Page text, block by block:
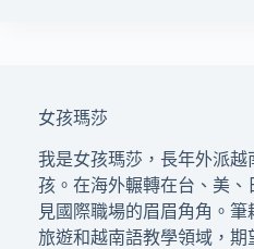
女孩瑪莎
我是女孩瑪莎，長年外派越
孩。在海外輾轉在台、美、
見國際職場的眉眉角角。
旅遊和越南語教學領域，期